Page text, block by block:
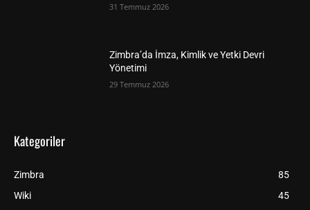
31 Temmuz 2026
Zimbra’da İmza, Kimlik ve Yetki Devri
Yönetimi
29 Temmuz 2026
Kategoriler
Zimbra
85
Wiki
45